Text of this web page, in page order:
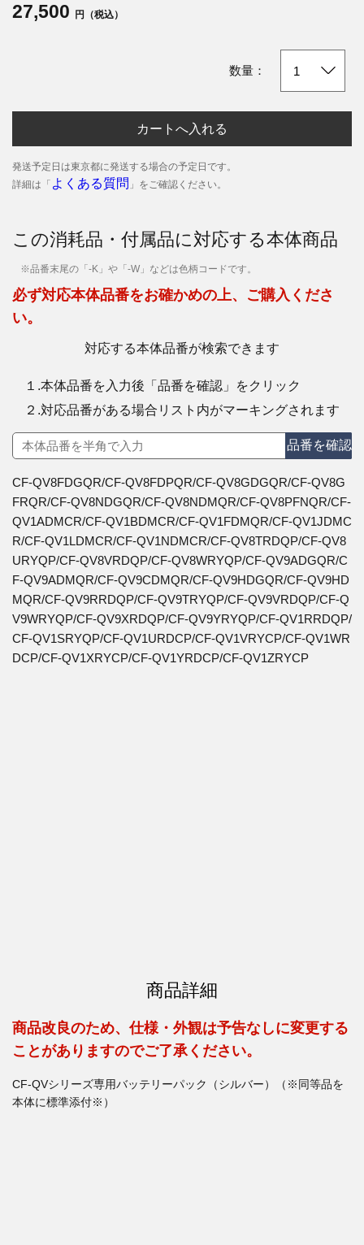
27,500 円（税込）
数量：
カートへ入れる
発送予定日は東京都に発送する場合の予定日です。
詳細は「 よくある質問 」をご確認ください。
この消耗品・付属品に対応する本体商品
※品番末尾の「-K」や「-W」などは色柄コードです。
必ず対応本体品番をお確かめの上、ご購入くださ
い。
対応する本体品番が検索できます
１.本体品番を入力後「品番を確認」をクリック
２.対応品番がある場合リスト内がマーキングされます
品番を確認
CF-QV8FDGQR/CF-QV8FDPQR/CF-QV8GDGQR/CF-QV8G
FRQR/CF-QV8NDGQR/CF-QV8NDMQR/CF-QV8PFNQR/CF-
QV1ADMCR/CF-QV1BDMCR/CF-QV1FDMQR/CF-QV1JDMC
R/CF-QV1LDMCR/CF-QV1NDMCR/CF-QV8TRDQP/CF-QV8
URYQP/CF-QV8VRDQP/CF-QV8WRYQP/CF-QV9ADGQR/C
F-QV9ADMQR/CF-QV9CDMQR/CF-QV9HDGQR/CF-QV9HD
MQR/CF-QV9RRDQP/CF-QV9TRYQP/CF-QV9VRDQP/CF-Q
V9WRYQP/CF-QV9XRDQP/CF-QV9YRYQP/CF-QV1RRDQP/
CF-QV1SRYQP/CF-QV1URDCP/CF-QV1VRYCP/CF-QV1WR
DCP/CF-QV1XRYCP/CF-QV1YRDCP/CF-QV1ZRYCP
商品詳細
商品改良のため、仕様・外観は予告なしに変更する
ことがありますのでご了承ください。
CF-QVシリーズ専用バッテリーパック（シルバー）（※同等品を
本体に標準添付※）